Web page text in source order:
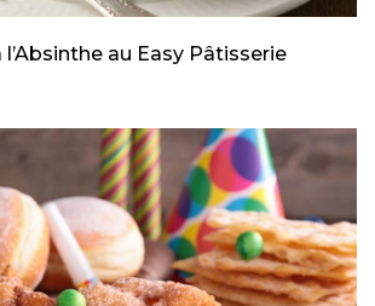
au Easy Pâtisserie